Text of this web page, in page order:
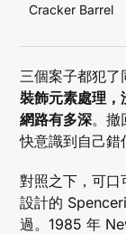
Cracker Barrel
三個案子都犯了
裝飾元素處理
網路有多深。撤
快意識到自己錯
對照之下，可
設計的
過。1985 年